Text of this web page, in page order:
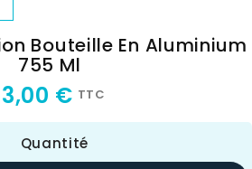
Bouteille En Aluminium
755 Ml
€ TTC
Quantité